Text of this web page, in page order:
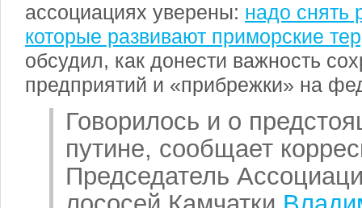
ассоциациях уверены: надо снять
которые развивают приморские
обсудил, как донести важность
предприятий и «прибрежки» на
Говорилось и о
путине, сообщает
Председатель